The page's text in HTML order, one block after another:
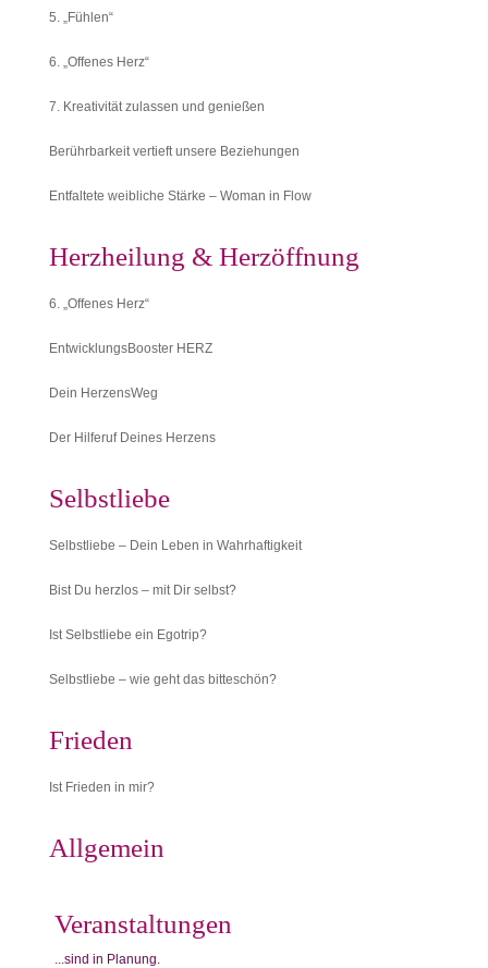
5. „Fühlen“
6. „Offenes Herz“
7. Kreativität zulassen und genießen
Berührbarkeit vertieft unsere Beziehungen
Entfaltete weibliche Stärke – Woman in Flow
Herzheilung & Herzöffnung
6. „Offenes Herz“
EntwicklungsBooster HERZ
Dein HerzensWeg
Der Hilferuf Deines Herzens
Selbstliebe
Selbstliebe – Dein Leben in Wahrhaftigkeit
Bist Du herzlos – mit Dir selbst?
Ist Selbstliebe ein Egotrip?
Selbstliebe – wie geht das bitteschön?
Frieden
Ist Frieden in mir?
Allgemein
Veranstaltungen
...sind in Planung.